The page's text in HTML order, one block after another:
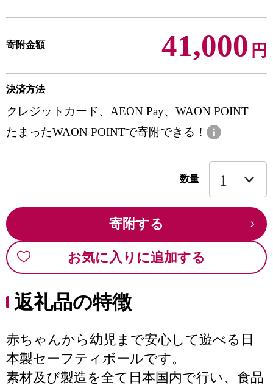
寄附金額 41,000 円
決済方法
クレジットカード、AEON Pay、WAON POINT
たまったWAON POINTで寄附できる！
数量
寄附する
お気に入りに追加する
返礼品の特徴
赤ちゃんから幼児まで安心して遊べる日
本製セーフティボールです。
素材及び製造を全て日本国内で行い、食品